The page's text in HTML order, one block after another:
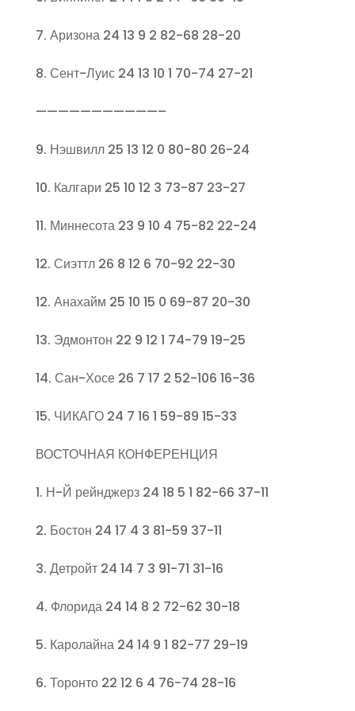
7. Аризона 24 13 9 2 82-68 28-20
8. Сент-Луис 24 13 10 1 70-74 27-21
———————————–
9. Нэшвилл 25 13 12 0 80-80 26-24
10. Калгари 25 10 12 3 73-87 23-27
11. Миннесота 23 9 10 4 75-82 22-24
12. Сиэттл 26 8 12 6 70-92 22-30
12. Анахайм 25 10 15 0 69-87 20-30
13. Эдмонтон 22 9 12 1 74-79 19-25
14. Сан-Хосе 26 7 17 2 52-106 16-36
15. ЧИКАГО 24 7 16 1 59-89 15-33
ВОСТОЧНАЯ КОНФЕРЕНЦИЯ
1. Н-Й рейнджерз 24 18 5 1 82-66 37-11
2. Бостон 24 17 4 3 81-59 37-11
3. Детройт 24 14 7 3 91-71 31-16
4. Флорида 24 14 8 2 72-62 30-18
5. Каролайна 24 14 9 1 82-77 29-19
6. Торонто 22 12 6 4 76-74 28-16